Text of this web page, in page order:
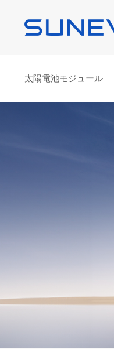
太陽電池モジュール